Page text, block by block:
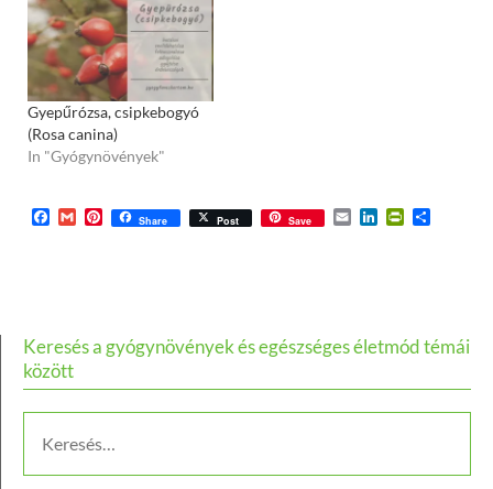
Gyepűrózsa, csipkebogyó
(Rosa canina)
In "Gyógynövények"
Facebook
GmailPinterest
Share Post Save EmailLinkedIn
Keresés a gyógynövények és egészséges életmód témái
között